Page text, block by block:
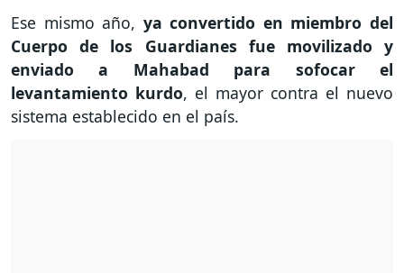
Ese mismo año, ya convertido en miembro del
Cuerpo de los Guardianes fue movilizado y
enviado a Mahabad para sofocar el
levantamiento kurdo, el mayor contra el nuevo
sistema establecido en el país.